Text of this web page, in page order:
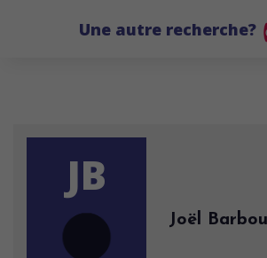
Une autre recherche?
JB
Joël